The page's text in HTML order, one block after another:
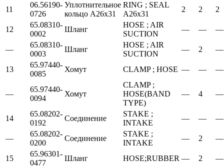
11
06.56190-
0726
Уплотнительное
кольцо А26х31
RING ; SEAL
A26x31
2 2 2
12
65.08310-
0002
Шланг
HOSE ; AIR
SUCTION
— — —
—
65.08310-
0003
Шланг
HOSE ; AIR
SUCTION
— 2 —
13
65.97440-
0085
Хомут CLAMP ; HOSE — — —
—
65.97440-
0094
Хомут
CLAMP ;
HOSE(BAND
TYPE)
— 4 —
14
65.08202-
0192
Соединение
STAKE ;
INTAKE
— — —
—
65.08202-
0200
Соединение
STAKE ;
INTAKE
— 2 —
15
65.96301-
0477
Шланг HOSE;RUBBER — 2 —